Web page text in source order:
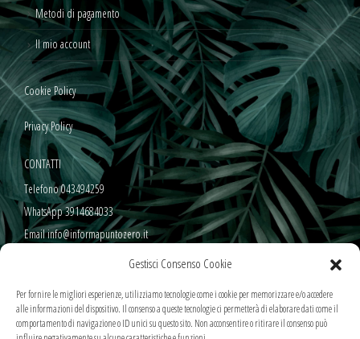
Gestisci Consenso Cookie
Per fornire le migliori esperienze, utilizziamo tecnologie come i cookie per memorizzare e/o accedere
alle informazioni del dispositivo. Il consenso a queste tecnologie ci permetterà di elaborare dati come il
comportamento di navigazione o ID unici su questo sito. Non acconsentire o ritirare il consenso può
Metodi di pagamento
Il mio account
Cookie Policy
Privacy Policy
CONTATTI
Telefono 043494259
WhatsApp 3914684033
Email info@informapuntozero.it
SEGUICI SUI NOSTRI SOCIAL